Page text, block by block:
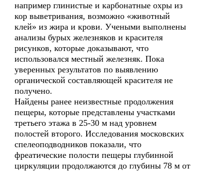
например глинистые и карбонатные охры из
кор выветривания, возможно «животный
клей» из жира и крови. Учеными выполнены
анализы бурых железняков и красителя
рисунков, которые доказывают, что
использовался местный железняк. Пока
уверенных результатов по выявлению
органической составляющей красителя не
получено.
Найдены ранее неизвестные продолжения
пещеры, которые представлены участками
третьего этажа в 25-30 м над уровнем
полостей второго. Исследования московских
спелеоподводников показали, что
фреатические полости пещеры глубинной
циркуляции продолжаются до глубины 78 м от